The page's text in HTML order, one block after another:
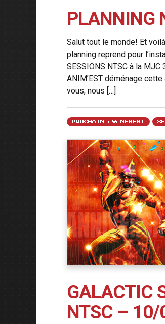
PLANNING
Salut tout le monde! Et
planning reprend pour
SESSIONS NTSC à la MJC
ANIM’EST déménage cette
vous, nous […]
PROCHAIN ÉVÉNEMENT
GALACTIC
NTSC –